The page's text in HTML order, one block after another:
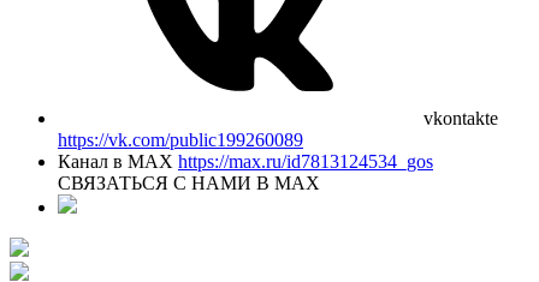
vkontakte
https://vk.com/public199260089
Канал в MAX https://max.ru/id7813124534_gos
СВЯЗАТЬСЯ С НАМИ В МАХ